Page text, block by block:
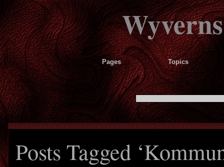
Pages Topics
Posts Tagged